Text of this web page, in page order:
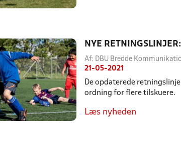
NYE
Af: DBU Bredde
21-05-2021
De opdaterede
ordning for flere tilskuere.
Læs nyheden